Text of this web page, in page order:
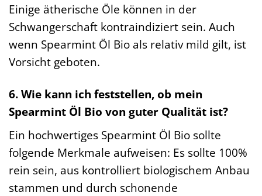
Einige ätherische Öle können in der
Schwangerschaft kontraindiziert sein. Auch
wenn Spearmint Öl Bio als relativ mild gilt, ist
Vorsicht geboten.
6. Wie kann ich feststellen, ob mein
Spearmint Öl Bio von guter Qualität ist?
Ein hochwertiges Spearmint Öl Bio sollte
folgende Merkmale aufweisen: Es sollte 100%
rein sein, aus kontrolliert biologischem Anbau
stammen und durch schonende